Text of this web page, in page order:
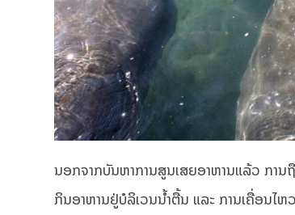
ນອກຈາກບັນຫາການສູນເສຍອາຫານແລ້ວ ກາ
ກິນອາຫານຢູ່ບໍລິເວນນ້ຳຕື້ນ ແລະ ການເຄື່ອນໄຫ